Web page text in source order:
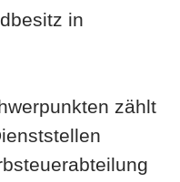
in
zählt